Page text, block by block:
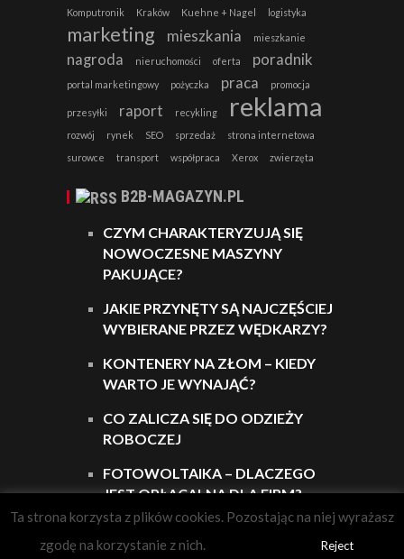
Komputronik Kraków Kuehne + Nagel logistyka
marketing mieszkania mieszkanie
nagroda nieruchomości oferta poradnik
portal marketingowy pożyczka praca promocja
przesyłki raport recykling reklama
rozwój rynek SEO sprzedaż
strona internetowa
surowce
transport współpraca Xerox zwierzęta
B2B-MAGAZYN.PL
CZYM CHARAKTERYZUJĄ SIĘ
NOWOCZESNE MASZYNY
PAKUJĄCE?
JAKIE PRZYNĘTY SĄ NAJCZĘŚCIEJ
WYBIERANE PRZEZ WĘDKARZY?
KONTENERY NA ZŁOM – KIEDY
WARTO JE WYNAJĄĆ?
CO ZALICZA SIĘ DO ODZIEŻY
ROBOCZEJ
FOTOWOLTAIKA – DLACZEGO
JEST OPŁACALNA DLA FIRM?
Ta strona korzysta z plików cookies. Pozostając na niej wyrażasz
zgodę na korzystanie z nich.
Reject